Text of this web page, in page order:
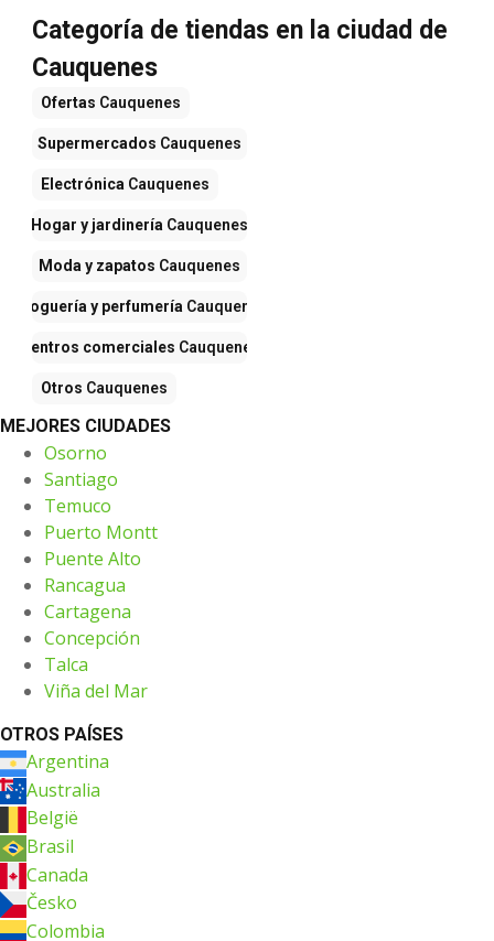
Categoría de tiendas en la ciudad de
Cauquenes
Ofertas Cauquenes
Supermercados Cauquenes
Electrónica Cauquenes
Hogar y jardinería Cauquenes
Moda y zapatos Cauquenes
Droguería y perfumería Cauquenes
Centros comerciales Cauquenes
Otros Cauquenes
MEJORES CIUDADES
Osorno
Santiago
Temuco
Puerto Montt
Puente Alto
Rancagua
Cartagena
Concepción
Talca
Viña del Mar
OTROS PAÍSES
Argentina
Australia
België
Brasil
Canada
Česko
Colombia